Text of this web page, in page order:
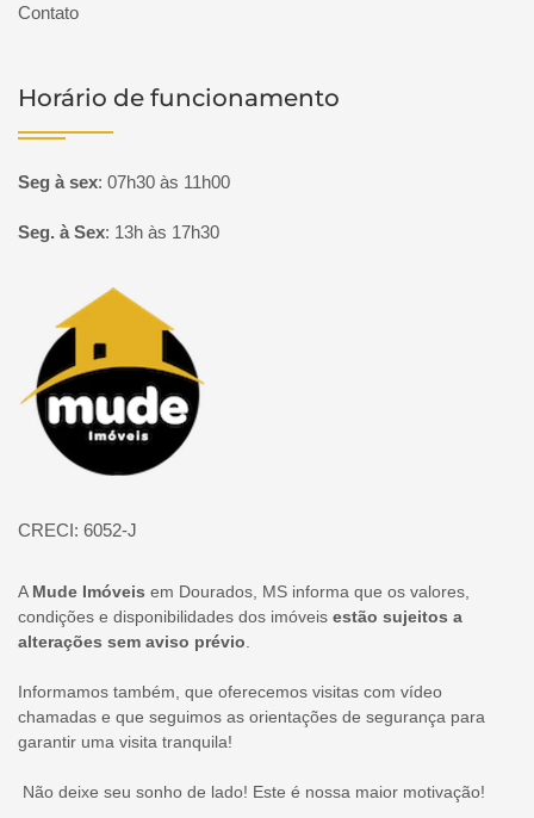
Contato
Horário de funcionamento
Seg à sex: 07h30 às 11h00
Seg. à Sex: 13h às 17h30
Página inicial
CRECI: 6052-J
A Mude Imóveis em Dourados, MS informa que os valores,
condições e disponibilidades dos imóveis estão sujeitos a
alterações sem aviso prévio
Informamos também, que oferecemos visitas com vídeo
chamadas e que seguimos as orientações de segurança para
garantir uma visita tranquila!
Não deixe seu sonho de lado! Este é nossa maior motivação!